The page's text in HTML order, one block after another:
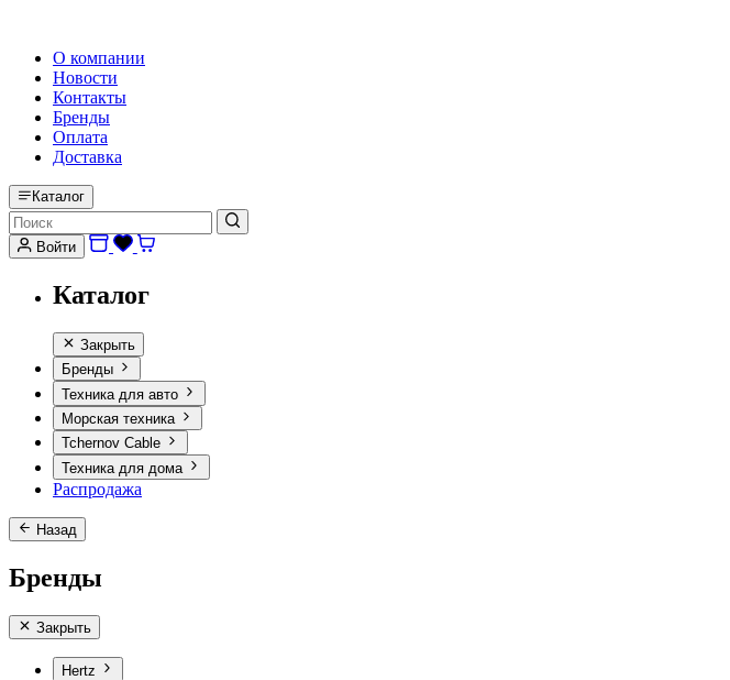
О компании
Новости
Контакты
Бренды
Оплата
Доставка
Каталог
Войти
Каталог
Закрыть
Бренды
Техника для авто
Морская техника
Tchernov Cable
Техника для дома
Распродажа
Назад
Бренды
Закрыть
Hertz